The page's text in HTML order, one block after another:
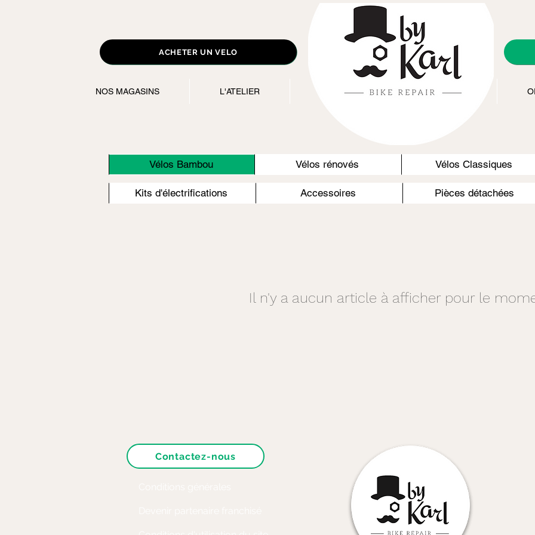
ACHETER UN VELO
NOS MAGASINS L'ATELIER Accueil Lien réservation
Vélos Bambou Vélos rénovés
Kits d'électrifications Pièces détachées
Accessoires
Vélos Classiques
Il n'y a aucun article à afficher pour le
Contactez-nous